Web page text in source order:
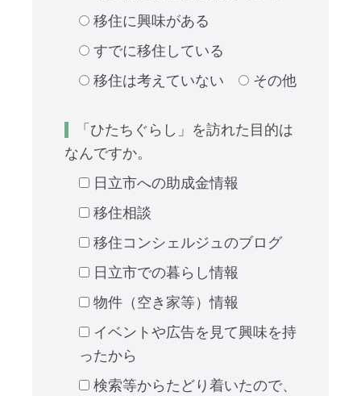
移住に興味がある
すでに移住している
移住は考えていない
その他
「ひたちぐらし」を訪れた目的は
なんですか。
日立市への助成金情報
移住相談
移住コンシェルジュのブログ
日立市での暮らし情報
物件（空き家等）情報
イベントや広告を見て興味を持
ったから
検索等からたどり着いたので、